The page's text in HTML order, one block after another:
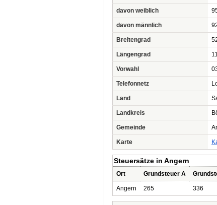
davon weiblich
davon männlich
Breitengrad
Längengrad
Vorwahl
Telefonnetz
Land
Landkreis
Gemeinde
Karte
Steuersätze in Angern
Ort Grundsteuer A
Angern 265 336